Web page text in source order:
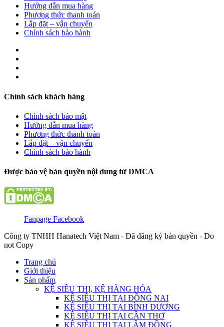
Hướng dẫn mua hàng
Phương thức thanh toán
Lắp đặt – vận chuyển
Chính sách bảo hành
Chính sách khách hàng
Chính sách bảo mật
Hướng dẫn mua hàng
Phương thức thanh toán
Lắp đặt – vận chuyển
Chính sách bảo hành
Được bảo vệ bản quyền nội dung từ DMCA
Fanpage Facebook
Công ty TNHH Hanatech Việt Nam - Đã đăng ký bản quyền - Do
not Copy
Trang chủ
Giới thiệu
Sản phẩm
KỆ SIÊU THỊ, KỆ HÀNG HÓA
KỆ SIÊU THỊ TẠI ĐỒNG NAI
KỆ SIÊU THỊ TẠI BÌNH DƯƠNG
KỆ SIÊU THỊ TẠI CẦN THƠ
KỆ SIÊU THỊ TẠI LÂM ĐỒNG